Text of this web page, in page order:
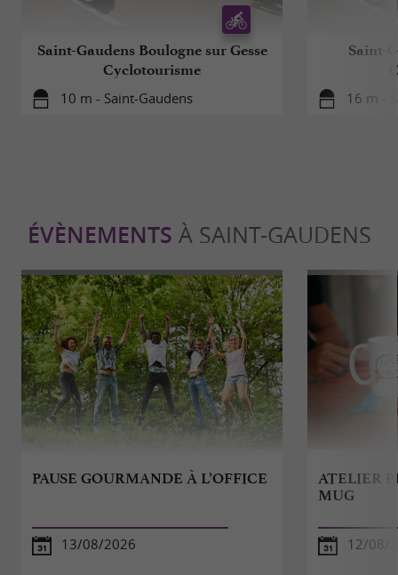
Saint-Gaudens Boulogne sur Gesse
Cyclotourisme
10 m - Saint-Gaudens
Saint-
16 m -
ÉVÈNEMENTS À SAINT-GAUDENS
PAUSE GOURMANDE À L’OFFICE
13/08/2026
ATELIER
MUG
12/08/